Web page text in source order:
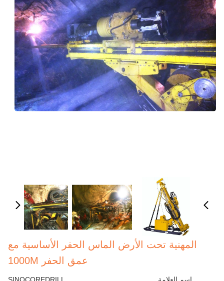
المهنية تحت الأرض الماس الحفر الأساسية مع
عمق الحفر 1000M